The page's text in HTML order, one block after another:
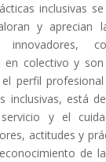
inclusivas
y aprecian
innovadores,
en colectivo y son
perfil
inclusivas, está
y el
actitudes y
de